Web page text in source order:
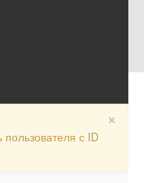
А. П. Морозова
×
пользователя с ID